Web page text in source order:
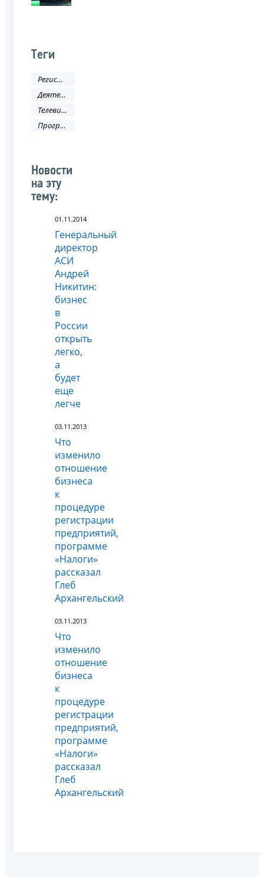
Теги
Регистрация
Деятельность ФНС
Телевидение
Программа налоги
Новости
на эту
тему:
01.11.2014
Генеральный
директор
АСИ
Андрей
Никитин:
бизнес
в
России
открыть
легко,
а
будет
еще
легче
03.11.2013
Что
изменило
отношение
бизнеса
к
процедуре
регистрации
предприятий,
программе
«Налоги»
рассказал
Глеб
Архангельский
03.11.2013
Что
изменило
отношение
бизнеса
к
процедуре
регистрации
предприятий,
программе
«Налоги»
рассказал
Глеб
Архангельский